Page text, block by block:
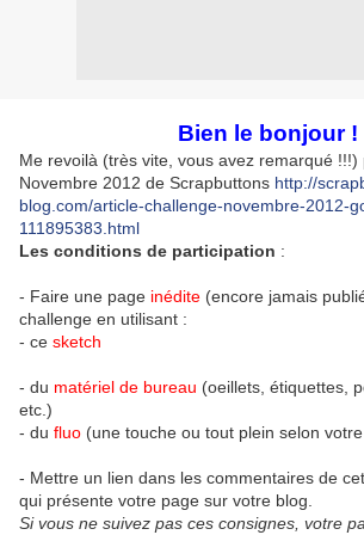
Bien le bonjour !
Me revoilà (très vite, vous avez remarqué
Novembre 2012 de Scrapbuttons http://
blog.com/article-challenge-novembre-2012-
111895383.html
Les conditions de participation :
- Faire une page inédite (encore jamais
challenge en utilisant :
- ce sketch
- du matériel de bureau (oeillets, étiquettes,
etc.)
- du fluo (une touche ou tout plein selon
- Mettre un lien dans les commentaires de
qui présente votre page sur votre blog.
Si vous ne suivez pas ces consignes, votre